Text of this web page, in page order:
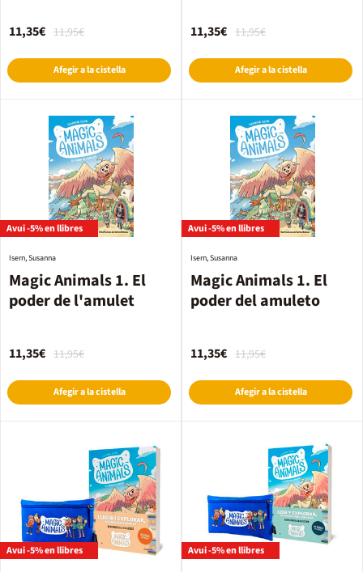
11,95€
11,35€
Afegir a la cistella
11,95€
11,35€
Afegir a la cistella
Avui -5% en llibres
Magic Animals 1. El
poder de l'amulet
Isern, Susanna
11,95€
11,35€
Afegir a la cistella
Avui -5% en llibres
Magic Animals 1. El
poder del amuleto
Isern, Susanna
11,95€
11,35€
Afegir a la cistella
Avui -5% en llibres Avui -5% en llibres